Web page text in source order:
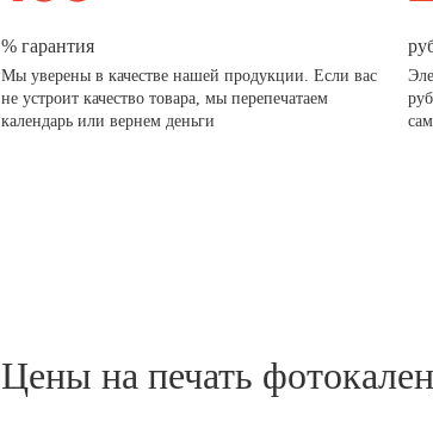
% гарантия
Мы уверены в качестве нашей продукции. Если вас
не устроит качество товара, мы перепечатаем
календарь или вернем деньги
Цены на печать